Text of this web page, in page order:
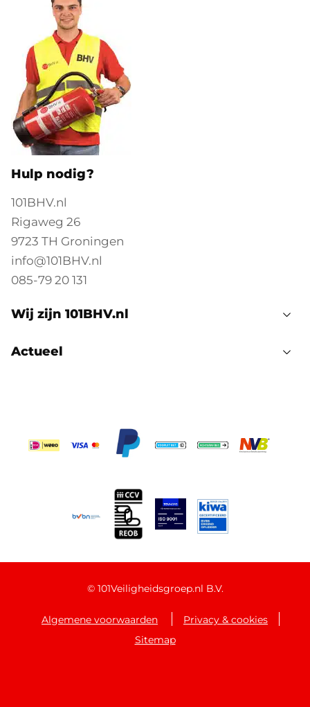
Hulp nodig?
101BHV.nl
Rigaweg 26
9723 TH Groningen
info@101BHV.nl
085-79 20 131
Wij zijn 101BHV.nl
Actueel
© 101Veiligheidsgroep.nl B.V.
Algemene voorwaarden
Privacy & cookies
Sitemap